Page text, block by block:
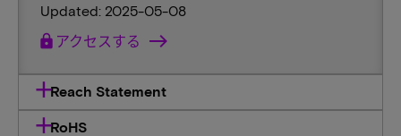
Updated: 2025-05-08
lock アクセスする
Reach Statement
RoHS